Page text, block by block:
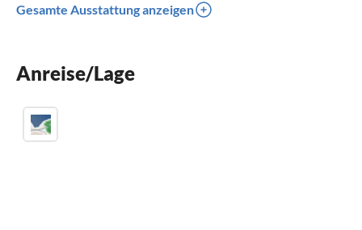
Parkplatz
Gesamte Ausstattung anzeigen
Anreise/Lage